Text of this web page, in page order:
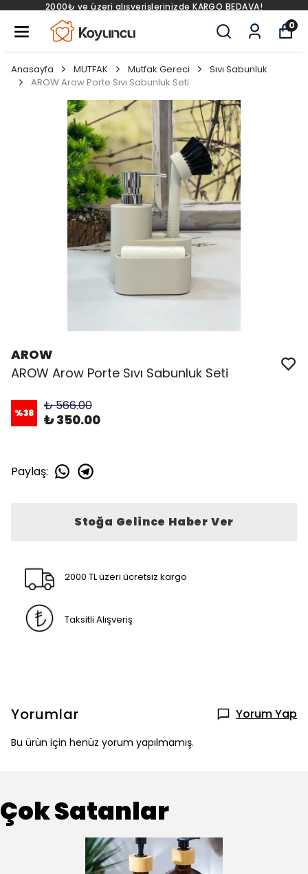
2000₺ ve üzeri alışverişlerinizde KARGO
0
Anasayfa MUTFAK Mutfak Gereci
Sıvı Sabunluk
AROW Arow Porte Sıvı Sabunluk Seti
AROW
AROW Arow Porte Sıvı Sabunluk Seti
%38 ₺ 566.00
₺ 350.00
Paylaş:
Stoğa Gelince Haber Ver
2000 TL üzeri ücretsiz kargo
Taksitli Alışveriş
Yorumlar Yorum Yap
Bu ürün için henüz yorum yapılmamış.
Çok Satanlar